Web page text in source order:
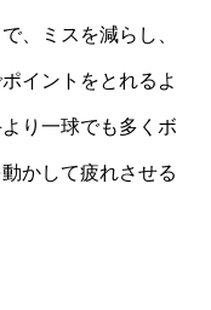
、ミスを減らし、
イントをとれるよ
り一球でも多くボ
かして疲れさせる